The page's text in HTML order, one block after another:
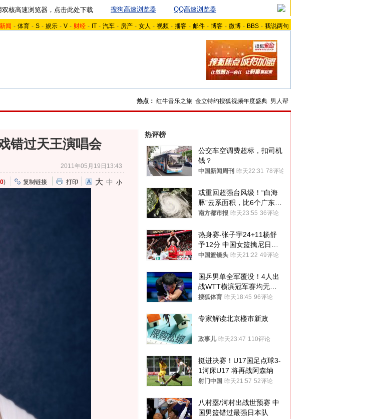
核高速浏览器，点击此处下载 搜狗高速浏览器 QQ高速浏览器
新闻 - 体育 - S - 娱乐 - V - 财经 - IT - 汽车 - 房产 - 女人 - 视频 - 播客 - 邮件 - 博客 - 微博 - BBS - 我说两句
热点： 红牛音乐之旅 金立特约搜狐视频年度盛典 男人帮
错过天王演唱会
2011年05月19日13:43
0) 复制链接 打印 大 中 小
热评榜
公交车空调费超标，扣司机
钱？
中国新闻周刊 昨天22:31 78评论
或重回超强台风级！“白海
豚”云系面积，比6个广东还
大！深圳官方：注意这件事
南方都市报 昨天23:55 36评论
热身赛-张子宇24+11杨舒
予12分 中国女篮擒尼日利
亚
中国篮镜头 昨天21:22 49评论
国乒男单全军覆没！4人出
战WTT横滨冠军赛均无缘
八强
搜狐体育 昨天18:45 96评论
专家解读北京楼市新政
政事儿 昨天23:47 110评论
挺进决赛！U17国足点球3-
1河床U17 将再战阿森纳
射门中国 昨天21:57 52评论
八村塁/河村出战世预赛 中
国男篮错过最强日本队